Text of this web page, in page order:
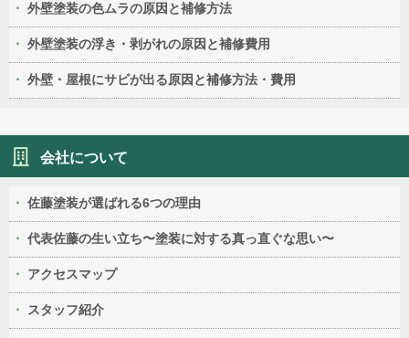
外壁塗装の色ムラの原因と補修方法
外壁塗装の浮き・剥がれの原因と補修費用
外壁・屋根にサビが出る原因と補修方法・費用
会社について
佐藤塗装が選ばれる6つの理由
代表佐藤の生い立ち〜塗装に対する真っ直ぐな思い〜
アクセスマップ
スタッフ紹介